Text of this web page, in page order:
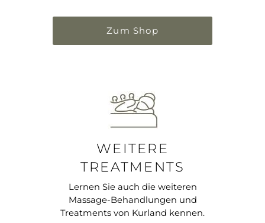
Zum Shop
WEITERE
TREATMENTS
Lernen Sie auch die weiteren
Massage-Behandlungen und
Treatments von Kurland kennen.